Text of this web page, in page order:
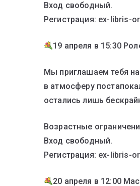
Вход свободный.
Регистрация: ex-libris-
19 апреля в 15:30
Мы приглашаем тебя
в атмосферу
остались лишь
Возрастные
Вход свободный.
Регистрация: ex-libris-
20 апреля в 12:00